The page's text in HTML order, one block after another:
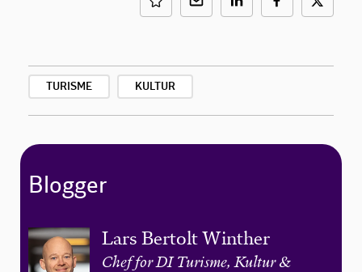
TURISME KULTUR
Blogger
Lars Bertolt Winther
Chef for DI Turisme, Kultur &